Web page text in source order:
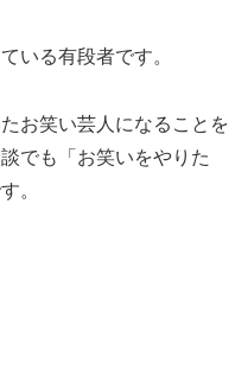
いる有段者です。
お笑い芸人になることを
でも「お笑いをやりた
。